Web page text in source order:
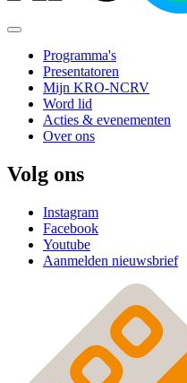
Programma's
Presentatoren
Mijn KRO-NCRV
Word lid
Acties & evenementen
Over ons
Volg ons
Instagram
Facebook
Youtube
Aanmelden nieuwsbrief